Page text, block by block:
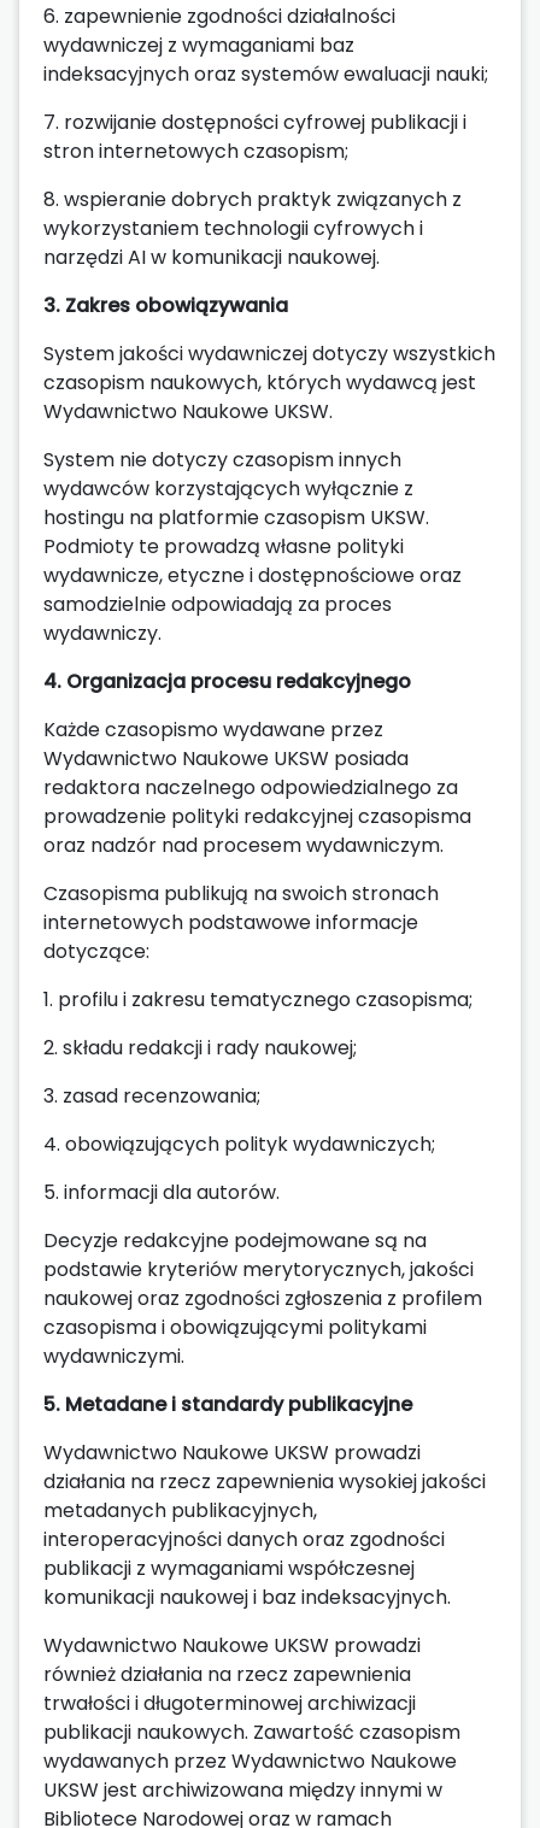
6. zapewnienie zgodności działalności
wydawniczej z wymaganiami baz
indeksacyjnych oraz systemów ewaluacji nauki;
7. rozwijanie dostępności cyfrowej publikacji i
stron internetowych czasopism;
8. wspieranie dobrych praktyk związanych z
wykorzystaniem technologii cyfrowych i
narzędzi AI w komunikacji naukowej.
3. Zakres obowiązywania
System jakości wydawniczej dotyczy wszystkich
czasopism naukowych, których wydawcą jest
Wydawnictwo Naukowe UKSW.
System nie dotyczy czasopism innych
wydawców korzystających wyłącznie z
hostingu na platformie czasopism UKSW.
Podmioty te prowadzą własne polityki
wydawnicze, etyczne i dostępnościowe oraz
samodzielnie odpowiadają za proces
wydawniczy.
4. Organizacja procesu redakcyjnego
Każde czasopismo wydawane przez
Wydawnictwo Naukowe UKSW posiada
redaktora naczelnego odpowiedzialnego za
prowadzenie polityki redakcyjnej czasopisma
oraz nadzór nad procesem wydawniczym.
Czasopisma publikują na swoich stronach
internetowych podstawowe informacje
dotyczące:
1. profilu i zakresu tematycznego czasopisma;
2. składu redakcji i rady naukowej;
3. zasad recenzowania;
4. obowiązujących polityk wydawniczych;
5. informacji dla autorów.
Decyzje redakcyjne podejmowane są na
podstawie kryteriów merytorycznych, jakości
naukowej oraz zgodności zgłoszenia z profilem
czasopisma i obowiązującymi politykami
wydawniczymi.
5. Metadane i standardy publikacyjne
Wydawnictwo Naukowe UKSW prowadzi
działania na rzecz zapewnienia wysokiej jakości
metadanych publikacyjnych,
interoperacyjności danych oraz zgodności
publikacji z wymaganiami współczesnej
komunikacji naukowej i baz indeksacyjnych.
Wydawnictwo Naukowe UKSW prowadzi
również działania na rzecz zapewnienia
trwałości i długoterminowej archiwizacji
publikacji naukowych. Zawartość czasopism
wydawanych przez Wydawnictwo Naukowe
UKSW jest archiwizowana między innymi w
Bibliotece Narodowej oraz w ramach